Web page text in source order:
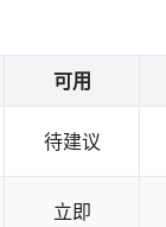
可用
待建议
立即